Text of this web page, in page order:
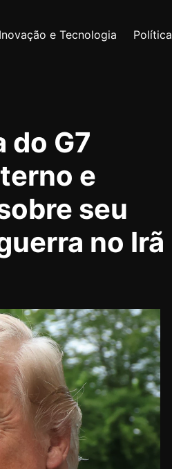
Inovação e Tecnologia Política
do G7
e
seu
no Irã